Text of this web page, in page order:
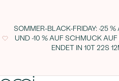
SOMMER-BLACK-FRIDAY: -25
UND -10 % AUF SCHMUCK
ENDET IN10T 22S